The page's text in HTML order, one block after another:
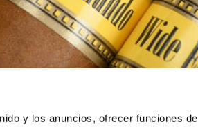
y los anuncios, ofrecer funciones de